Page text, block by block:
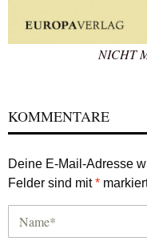
NICHT
KOMMENTARE
Deine E-Mail-Adresse
Felder sind mit*